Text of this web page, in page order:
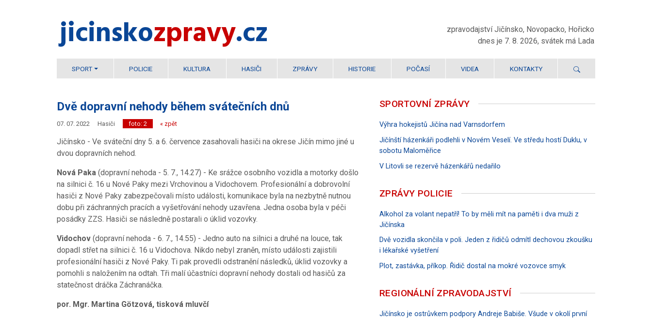
jicinsko​zpravy.cz
zpravodajství Jičínsko, Novopacko, Hořicko
dnes je 7. 8. 2026, svátek má Lada
SPORT POLICIE KULTURA HASIČI ZPRÁVY HISTORIE POČASÍ VIDEA KONTAKTY
Dvě dopravní nehody během svátečních dnů
07. 07. 2022 Hasiči foto: 2 « zpět
Jičínsko - Ve sváteční dny 5. a 6. července zasahovali hasiči na okrese Jičín mimo jiné u
dvou dopravních nehod.
Nová Paka (dopravní nehoda - 5. 7., 14.27) - Ke srážce osobního vozidla a motorky došlo
na silnici č. 16 u Nové Paky mezi Vrchovinou a Vidochovem. Profesionální a dobrovolní
hasiči z Nové Paky zabezpečovali místo události, komunikace byla na nezbytně nutnou
dobu při záchranných pracích a vyšetřování nehody uzavřena. Jedna osoba byla v péči
posádky ZZS. Hasiči se následně postarali o úklid vozovky.
Vidochov (dopravní nehoda - 6. 7., 14.55) - Jedno auto na silnici a druhé na louce, tak
dopadl střet na silnici č. 16 u Vidochova. Nikdo nebyl zraněn, místo události zajistili
profesionální hasiči z Nové Paky. Ti pak provedli odstranění následků, úklid vozovky a
pomohli s naložením na odtah. Tři malí účastníci dopravní nehody dostali od hasičů za
statečnost dráčka Záchranáčka.
por. Mgr. Martina Götzová, tisková mluvčí
SPORTOVNÍ ZPRÁVY
Výhra hokejistů Jičína nad Varnsdorfem
Jičínští házenkáři podlehli v Novém Veselí. Ve středu hostí Duklu, v
sobotu Maloměřice
V Litovli se rezervě házenkářů nedařilo
ZPRÁVY POLICIE
Alkohol za volant nepatří! To by měli mít na paměti i dva muži z
Jičínska
Dvě vozidla skončila v poli. Jeden z řidičů odmítl dechovou zkoušku
i lékařské vyšetření
Plot, zastávka, příkop. Řidič dostal na mokré vozovce smyk
REGIONÁLNÍ ZPRAVODAJSTVÍ
Jičínsko je ostrůvkem podpory Andreje Babiše. Všude v okolí první